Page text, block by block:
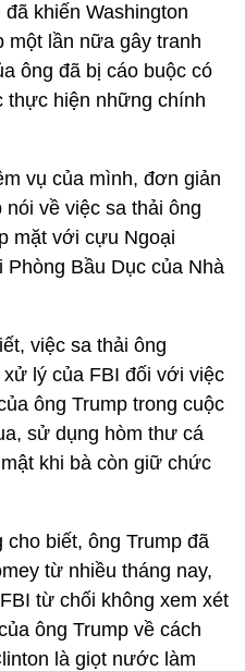
khiến Washington
một lần nữa gây tranh
ông đã bị cáo buộc có
thực hiện những chính
vụ của mình, đơn giản
nói về việc sa thải ông
mặt với cựu Ngoại
Bầu Dục của Nhà
việc sa thải ông
lý của FBI đối với việc
ông Trump trong cuộc
sử dụng hòm thư cá
khi bà còn giữ chức
biết, ông Trump đã
từ nhiều tháng nay,
từ chối không xem xét
ông Trump về cách
là giọt nước làm